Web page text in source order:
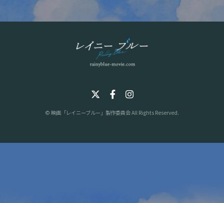
© 映画「レイニーブルー」製作委員会 All Rights Reserved.